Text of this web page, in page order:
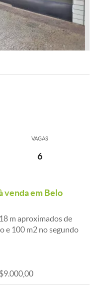
VAGAS
6
venda em Belo
m aproximados de
e 100 m2 no segundo